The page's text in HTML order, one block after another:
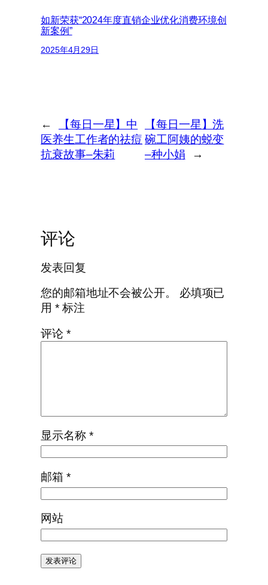
如新荣获“2024年度直销企业优化消费环境创
新案例”
2025年4月29日
←
【每日一星】中
医养生工作者的祛痘
抗衰故事–朱莉
【每日一星】洗
碗工阿姨的蜕变
–种小娟
→
评论
发表回复
您的邮箱地址不会被公开。
必填项已
用 *标注
评论 *
显示名称 *
邮箱 *
网站